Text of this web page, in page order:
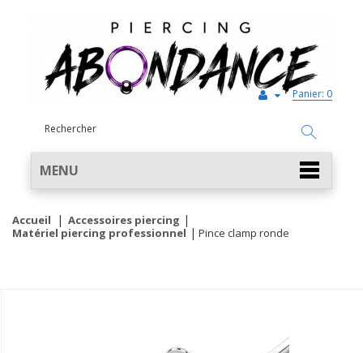
Panier: 0
MENU
Accueil
Accessoires piercing
Matériel piercing professionnel
Pince clamp ronde